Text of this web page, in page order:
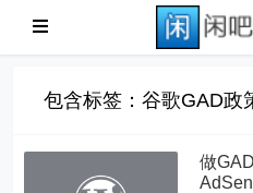
包含标签：谷歌GAD政
做